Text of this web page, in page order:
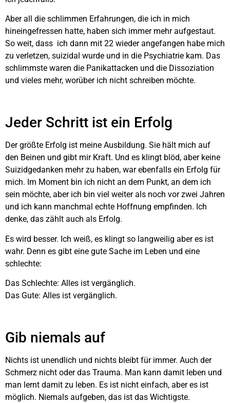
Aber all die schlimmen Erfahrungen, die ich in mich
hineingefressen hatte, haben sich immer mehr aufgestaut.
So weit, dass ich dann mit 22 wieder angefangen habe mich
zu verletzen, suizidal wurde und in die Psychiatrie kam. Das
schlimmste waren die Panikattacken und die Dissoziation
und vieles mehr, worüber ich nicht schreiben möchte.
Jeder Schritt ist ein Erfolg
Der größte Erfolg ist meine Ausbildung. Sie hält mich auf
den Beinen und gibt mir Kraft. Und es klingt blöd, aber keine
Suizidgedanken mehr zu haben, war ebenfalls ein Erfolg für
mich. Im Moment bin ich nicht an dem Punkt, an dem ich
sein möchte, aber ich bin viel weiter als noch vor zwei Jahren
und ich kann manchmal echte Hoffnung empfinden. Ich
denke, das zählt auch als Erfolg.
Es wird besser. Ich weiß, es klingt so langweilig aber es ist
wahr. Denn es gibt eine gute Sache im Leben und eine
schlechte:
Das Schlechte: Alles ist vergänglich.
Das Gute: Alles ist vergänglich.
Gib niemals auf
Nichts ist unendlich und nichts bleibt für immer. Auch der
Schmerz nicht oder das Trauma. Man kann damit leben und
man lernt damit zu leben. Es ist nicht einfach, aber es ist
möglich. Niemals aufgeben, das ist das Wichtigste.